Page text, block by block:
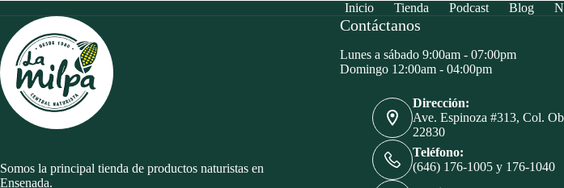
Inicio Tienda Podcast Blog
Somos la principal tienda de productos naturistas en
Ensenada.
Contáctanos
Lunes a sábado 9:00am - 07:00pm
Domingo 12:00am - 04:00pm
Dirección:
Ave. Espinoza #313, Col.
22830
Teléfono:
(646) 176-1005 y 176-1040